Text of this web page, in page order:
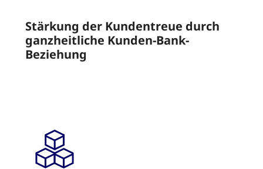
Stärkung der Kundentreue durch
ganzheitliche Kunden-Bank-
Beziehung